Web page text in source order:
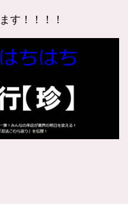
す！！！！